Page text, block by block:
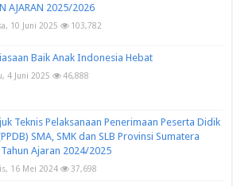
AJARAN 2025/2026
10 Juni 2025 103,782
Baik Anak Indonesia Hebat
4 Juni 2025 46,888
Teknis Pelaksanaan Penerimaan Peserta Didik
SMA, SMK dan SLB Provinsi Sumatera
Ajaran 2024/2025
16 Mei 2024 37,698